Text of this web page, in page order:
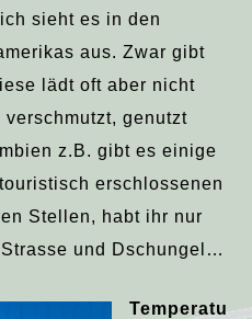
sieht es in den
aus. Zwar gibt
lädt oft aber nicht
genutzt
z.B. gibt es einige
erschlossenen
Stellen, habt ihr nur
und Dschungel…
Temperatu